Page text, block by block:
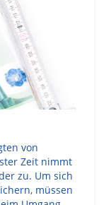
von
Zeit nimmt
zu. Um sich
müssen